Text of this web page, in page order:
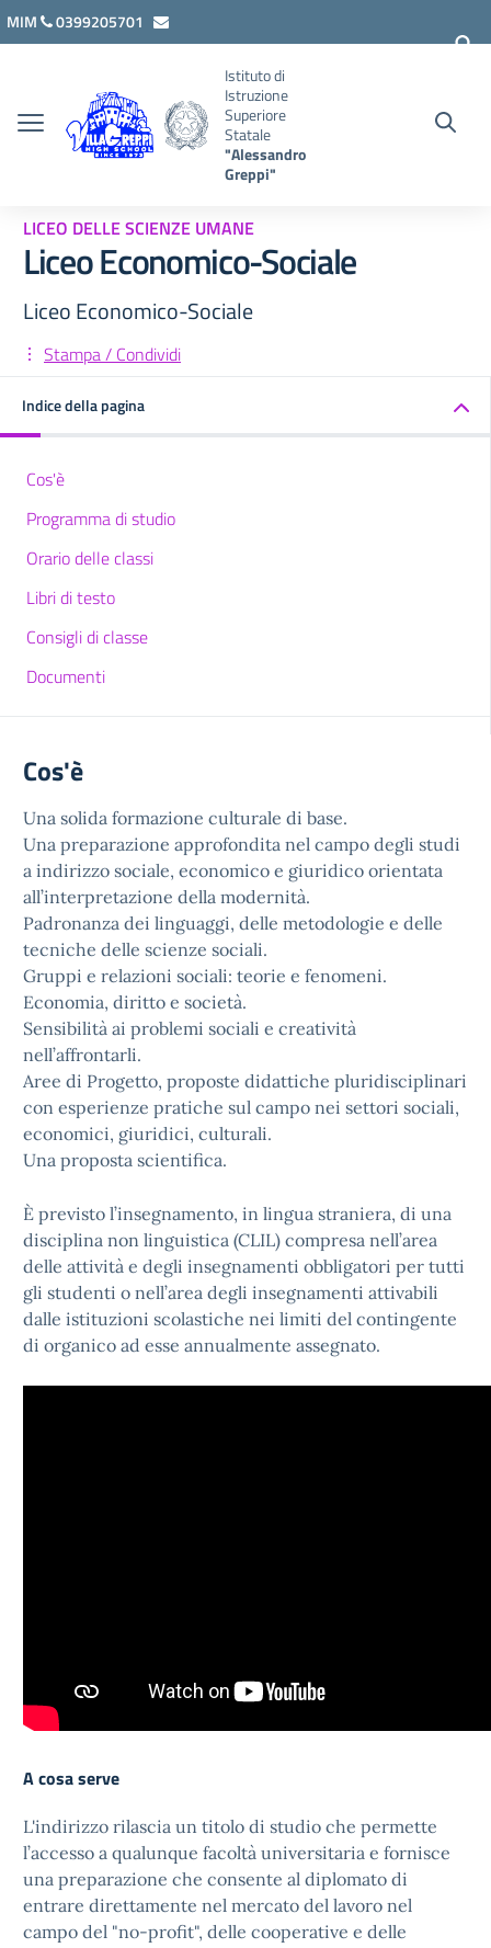
Vai ai contenuti
Vai al menu di navigazione
Vai al footer
MIM
0399205701
Istituto di
Istruzione
Superiore
Statale
"Alessandro
Greppi"
LICEO DELLE SCIENZE UMANE
Liceo Economico-Sociale
Liceo Economico-Sociale
Stampa / Condividi
Indice della pagina
Cos'è
Programma di studio
Orario delle classi
Libri di testo
Consigli di classe
Documenti
Cos'è
Una solida formazione culturale di base.
Una preparazione approfondita nel campo degli studi
a indirizzo sociale, economico e giuridico orientata
all’interpretazione della modernità.
Padronanza dei linguaggi, delle metodologie e delle
tecniche delle scienze sociali.
Gruppi e relazioni sociali: teorie e fenomeni.
Economia, diritto e società.
Sensibilità ai problemi sociali e creatività
nell’affrontarli.
Aree di Progetto, proposte didattiche pluridisciplinari
con esperienze pratiche sul campo nei settori sociali,
economici, giuridici, culturali.
Una proposta scientifica.
È previsto l’insegnamento, in lingua straniera, di una
disciplina non linguistica (CLIL) compresa nell’area
delle attività e degli insegnamenti obbligatori per tutti
gli studenti o nell’area degli insegnamenti attivabili
dalle istituzioni scolastiche nei limiti del contingente
di organico ad esse annualmente assegnato.
A cosa serve
L'indirizzo rilascia un titolo di studio che permette
l’accesso a qualunque facoltà universitaria e fornisce
una preparazione che consente al diplomato di
entrare direttamente nel mercato del lavoro nel
campo del "no-profit", delle cooperative e delle